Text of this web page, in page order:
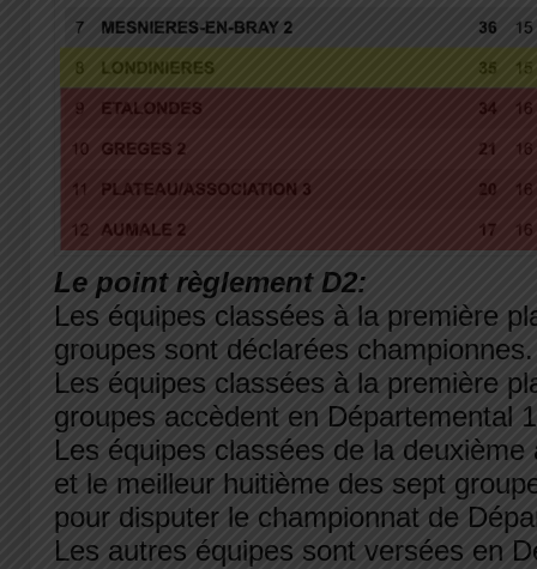
Le point règlement D2:
Les équipes classées à la première
groupes sont déclarées championnes.
Les équipes classées à la première
groupes accèdent en Départemental
Les équipes classées de la
et le meilleur huitième des sept
pour disputer le championnat de
Les autres équipes sont versées en